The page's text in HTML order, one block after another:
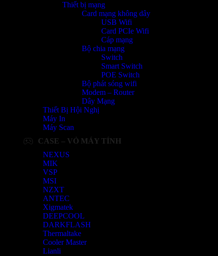
Thiết bị mạng
Card mạng không dây
USB Wifi
Card PCIe Wifi
Cáp mạng
Bộ chia mạng
Switch
Smart Switch
POE Switch
Bộ phát sóng wifi
Modem – Router
Dây Mạng
Thiết Bị Hội Nghị
Máy In
Máy Scan
CASE – VỎ MÁY TÍNH
NEXUS
MIK
VSP
MSI
NZXT
ANTEC
Xigmatek
DEEPCOOL
DARKFLASH
Thermaltake
Cooler Master
Lianli